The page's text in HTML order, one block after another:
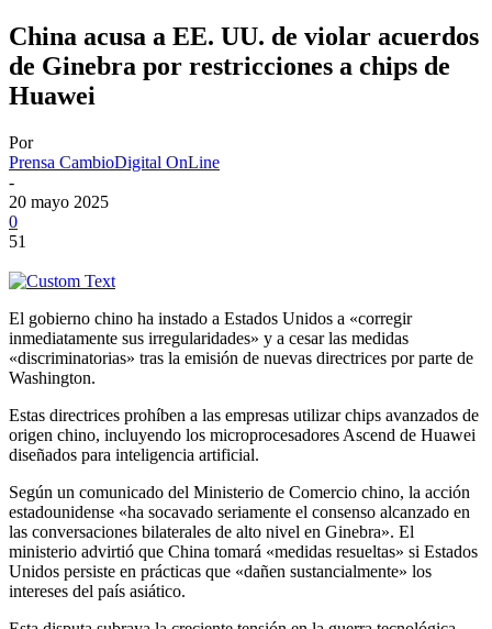
China acusa a EE. UU. de violar acuerdos
de Ginebra por restricciones a chips de
Huawei
Por
Prensa CambioDigital OnLine
-
20 mayo 2025
0
51
El gobierno chino ha instado a Estados Unidos a «corregir
inmediatamente sus irregularidades» y a cesar las medidas
«discriminatorias» tras la emisión de nuevas directrices por parte de
Washington.
Estas directrices prohíben a las empresas utilizar chips avanzados de
origen chino, incluyendo los microprocesadores Ascend de Huawei
diseñados para inteligencia artificial.
Según un comunicado del Ministerio de Comercio chino, la acción
estadounidense «ha socavado seriamente el consenso alcanzado en
las conversaciones bilaterales de alto nivel en Ginebra». El
ministerio advirtió que China tomará «medidas resueltas» si Estados
Unidos persiste en prácticas que «dañen sustancialmente» los
intereses del país asiático.